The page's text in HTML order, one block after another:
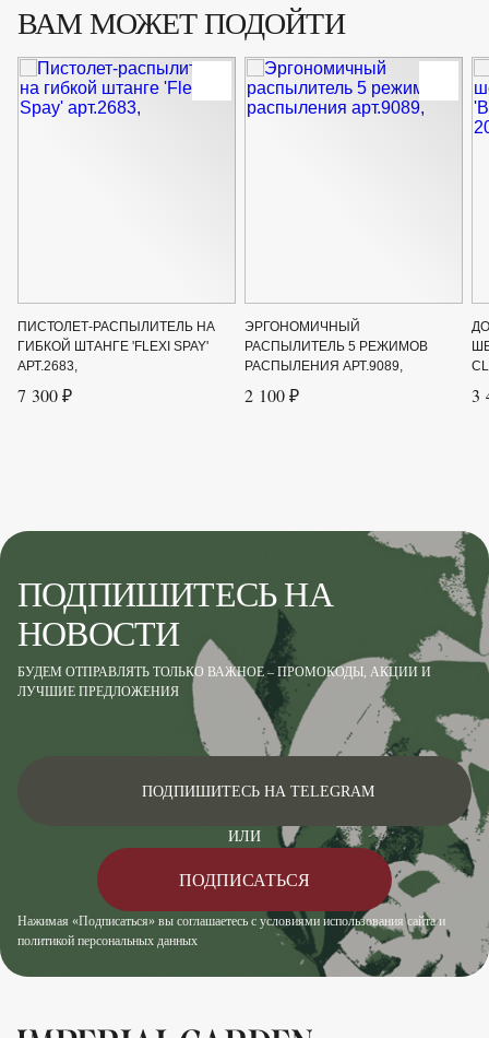
ВАМ МОЖЕТ ПОДОЙТИ
ПИСТОЛЕТ-РАСПЫЛИТЕЛЬ НА
ГИБКОЙ ШТАНГЕ 'FLEXI SPAY'
АРТ.2683,
7 300 ₽
ЭРГОНОМИЧНЫЙ
РАСПЫЛИТЕЛЬ 5 РЕЖИМОВ
РАСПЫЛЕНИЯ АРТ.9089,
2 100 ₽ 3
ПОДПИШИТЕСЬ НА
НОВОСТИ
БУДЕМ ОТПРАВЛЯТЬ ТОЛЬКО ВАЖНОЕ – ПРОМОКОДЫ, АКЦИИ И
ЛУЧШИЕ ПРЕДЛОЖЕНИЯ
Нажимая «Подписаться» вы соглашаетесь с условиями использования сайта и
политикой персональных данных
ПОДПИШИТЕСЬ НА TELEGRAM
ИЛИ
ПОДПИСАТЬСЯ